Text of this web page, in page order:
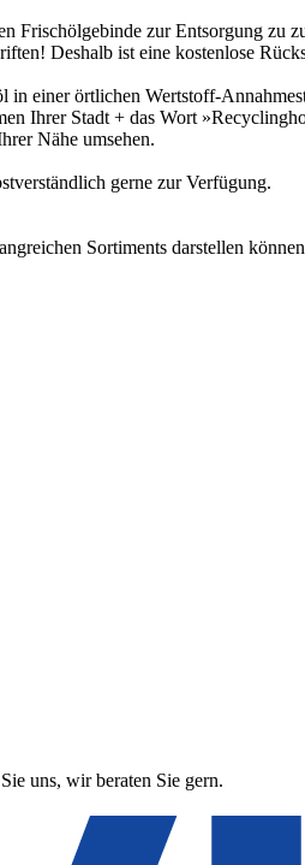
Frischölgebinde zur Entsorgung zu
Deshalb ist eine kostenlose
einer örtlichen Wertstoff-
Ihrer Stadt + das Wort
Nähe umsehen.
gerne zur Verfügung.
Sortiments darstellen
uns, wir beraten Sie gern.